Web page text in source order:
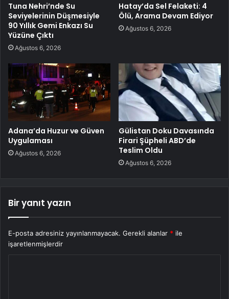
Tuna Nehri’nde Su
Seviyelerinin Düşmesiyle
90 Yıllık Gemi Enkazı Su
Yüzüne Çıktı
Ağustos 6, 2026
Hatay’da Sel Felaketi: 4
Ölü, Arama Devam Ediyor
Ağustos 6, 2026
Adana’da Huzur ve Güven
Uygulaması
Ağustos 6, 2026
Gülistan Doku Davasında
Firari Şüpheli ABD’de
Teslim Oldu
Ağustos 6, 2026
Bir yanıt yazın
E-posta adresiniz yayınlanmayacak. Gerekli alanlar * ile
işaretlenmişlerdir